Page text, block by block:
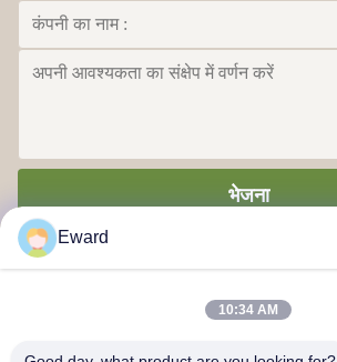
भेजना
Eward
10:34 AM